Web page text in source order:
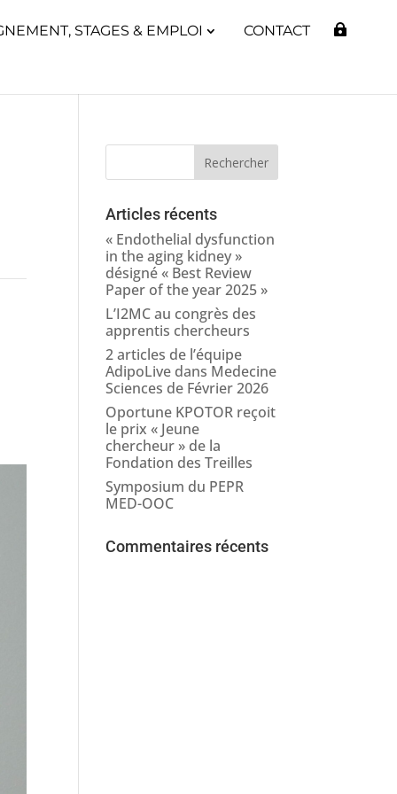
STAGES & EMPLOI CONTACT
Articles récents
« Endothelial dysfunction
in the aging kidney »
désigné « Best Review
Paper of the year 2025 »
L’I2MC au congrès des
apprentis chercheurs
2 articles de l’équipe
AdipoLive dans Medecine
Sciences de Février 2026
Oportune KPOTOR reçoit
le prix « Jeune
chercheur » de la
Fondation des Treilles
Symposium du PEPR
MED-OOC
Commentaires récents